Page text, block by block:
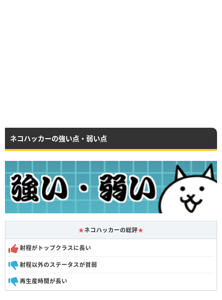
ネコハッカーの強い点・弱い点
★ネコハッカーの総評★
射程がトップクラスに長い
射程以外のステータスが貧弱
再生産時間が長い